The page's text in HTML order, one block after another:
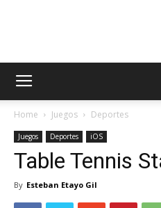
Home Juegos Deportes
Juegos Deportes iOS
Table Tennis
By Esteban Etayo Gil